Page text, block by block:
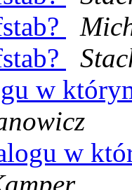
w
w